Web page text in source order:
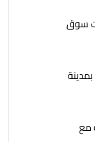
سوق
مع